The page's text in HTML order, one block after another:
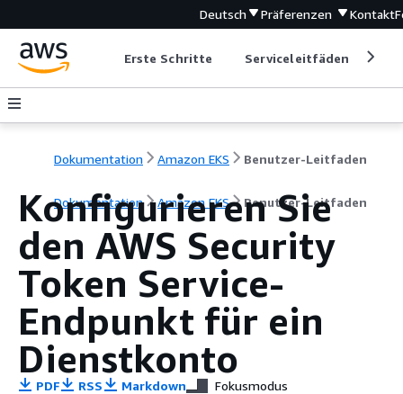
Deutsch Präferenzen Kontakt
Erste Schritte Serviceleitfäden
Dokumentation Amazon EKS Benutzer-Leitfaden
Dokumentation Amazon EKS Benutzer-Leitfaden
Konfigurieren Sie
den AWS Security
Token Service-
Endpunkt für ein
Dienstkonto
PDF RSS Markdown Fokusmodus